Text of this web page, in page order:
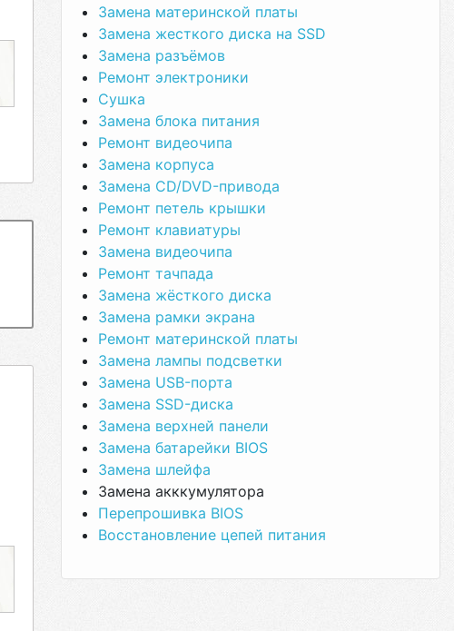
Замена материнской платы
Замена жесткого диска на SSD
Замена разъёмов
Ремонт электроники
Сушка
Замена блока питания
Ремонт видеочипа
Замена корпуса
Замена CD/DVD-привода
Ремонт петель крышки
Ремонт клавиатуры
Замена видеочипа
Ремонт тачпада
Замена жёсткого диска
Замена рамки экрана
Ремонт материнской платы
Замена лампы подсветки
Замена USB-порта
Замена SSD-диска
Замена верхней панели
Замена батарейки BIOS
Замена шлейфа
Замена акккумулятора
Перепрошивка BIOS
Восстановление цепей питания